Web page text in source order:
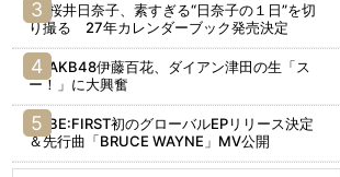
桜井日奈子、素すぎる“日奈子の１日”を切
り撮る 27年カレンダーブック発売決定
AKB48伊藤百花、ダイアン津田の生「ス
ー！」に大興奮
BE:FIRST初のグローバルEPリリース決定
＆先行曲「BRUCE WAYNE」MV公開